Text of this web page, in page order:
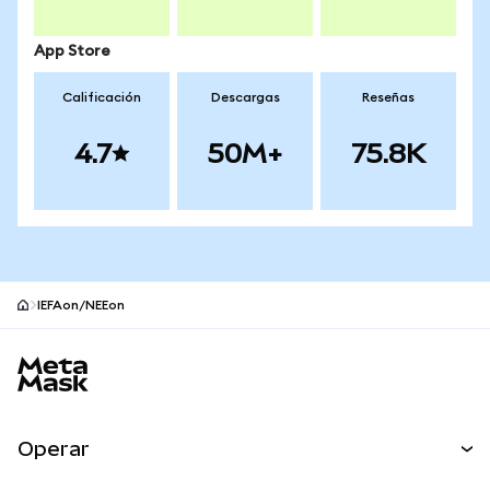
App Store
Calificación
4.7
Descargas
50M+
Reseñas
75.8K
IEFAon/NEEon
Operar